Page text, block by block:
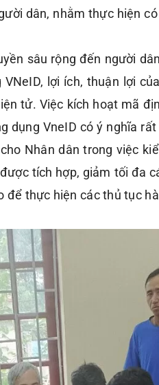
dân, nhằm thực hiện
sâu rộng đến người
VNeID, lợi ích, thuận lợi
tử. Việc kích hoạt mã
dụng VneID có ý nghĩa
Nhân dân trong việc
tích hợp, giảm tối đa
để thực hiện các thủ tục